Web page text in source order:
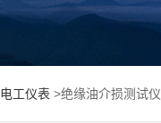
电工仪表 >绝缘油介损测试仪